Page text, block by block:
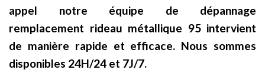
appel notre équipe de dépannage
remplacement rideau métallique 95 intervient
de manière rapide et efficace. Nous sommes
disponibles 24H/24 et 7J/7.